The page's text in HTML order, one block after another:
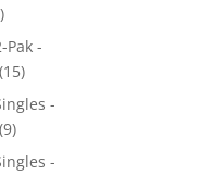
Pak -
(15)
-
(9)
-